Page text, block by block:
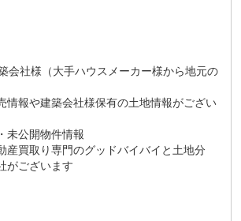
会社様（大手ハウスメーカー様から地元の
情報や建築会社様保有の土地情報がござい
未公開物件情報
産買取り専門のグッドバイバイと土地分
がございます